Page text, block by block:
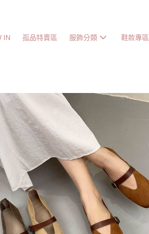
IN 孤品特賣區 服飾分類 鞋款專區